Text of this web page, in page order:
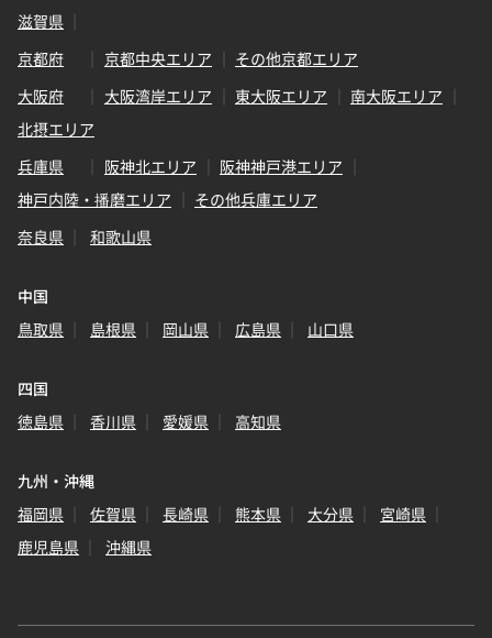
滋賀県
京都府
京都中央エリア
その他京都エリア
大阪府
大阪湾岸エリア 東大阪エリア
南大阪エリア
北摂エリア
兵庫県
阪神北エリア
阪神神戸港エリア
神戸内陸・播磨エリア
その他兵庫エリア
奈良県
和歌山県
中国
鳥取県
島根県 岡山県 広島県 山口県
四国
徳島県
香川県 愛媛県 高知県
九州・沖縄
福岡県
佐賀県 長崎県 熊本県 大分県
宮崎県
鹿児島県
沖縄県